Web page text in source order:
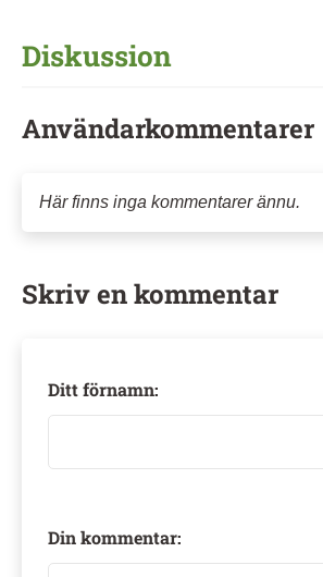
Diskussion
Användarkommentarer
Här finns inga kommentarer ännu.
Skriv en kommentar
Ditt förnamn:
Din kommentar: